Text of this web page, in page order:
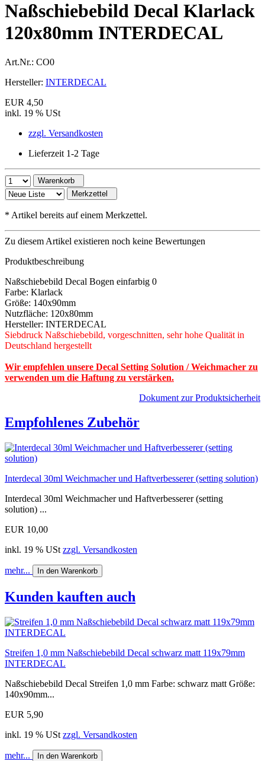
Naßschiebebild Decal Klarlack
120x80mm INTERDECAL
Art.Nr.: CO0
Hersteller: INTERDECAL
EUR 4,50
inkl. 19 % USt
zzgl. Versandkosten
Lieferzeit 1-2 Tage
Warenkorb
Merkzettel
* Artikel bereits auf einem Merkzettel.
Zu diesem Artikel existieren noch keine Bewertungen
Produktbeschreibung
Naßschiebebild Decal Bogen einfarbig 0
Farbe: Klarlack
Größe: 140x90mm
Nutzfläche: 120x80mm
Hersteller: INTERDECAL
Siebdruck Naßschiebebild, vorgeschnitten, sehr hohe Qualität in
Deutschland hergestellt
Wir empfehlen unsere Decal Setting Solution / Weichmacher zu
verwenden um die Haftung zu verstärken.
Dokument zur Produktsicherheit
Empfohlenes Zubehör
Interdecal 30ml Weichmacher und Haftverbesserer (setting solution)
Interdecal 30ml Weichmacher und Haftverbesserer (setting
solution) ...
EUR 10,00
inkl. 19 % USt zzgl. Versandkosten
mehr... In den Warenkorb
Kunden kauften auch
Streifen 1,0 mm Naßschiebebild Decal schwarz matt 119x79mm
INTERDECAL
Naßschiebebild Decal Streifen 1,0 mm Farbe: schwarz matt Größe:
140x90mm...
EUR 5,90
inkl. 19 % USt zzgl. Versandkosten
mehr... In den Warenkorb